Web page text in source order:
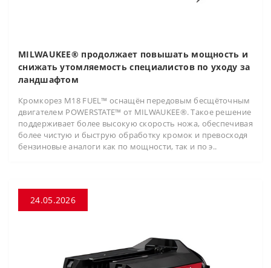
MILWAUKEE® продолжает повышать мощность и
снижать утомляемость специалистов по уходу за
ландшафтом
Кромкорез M18 FUEL™ оснащён передовым бесщёточным
двигателем POWERSTATE™ от MILWAUKEE®. Такое решение
поддерживает более высокую скорость ножа, обеспечивая
более чистую и быструю обработку кромок и превосходя
бензиновые аналоги как по мощности, так и по э..
24.05.2026